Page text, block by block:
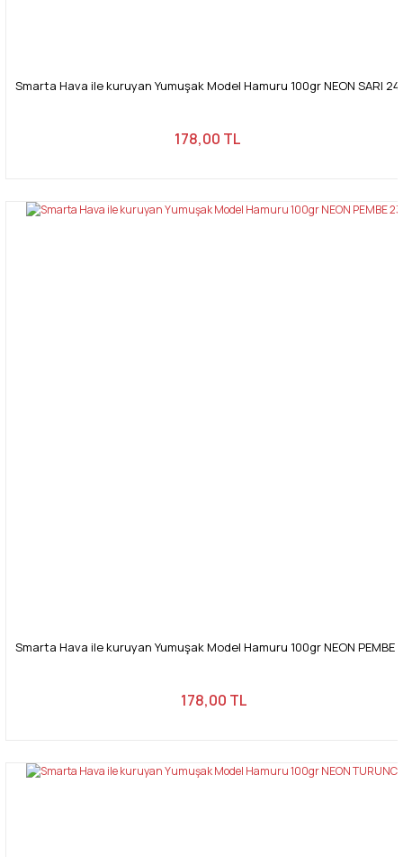
Smarta Hava ile kuruyan Yumuşak Model Hamuru 100gr NEON SARI 24
178,00 TL
Smarta Hava ile kuruyan Yumuşak Model Hamuru 100gr NEON PEMBE
178,00 TL